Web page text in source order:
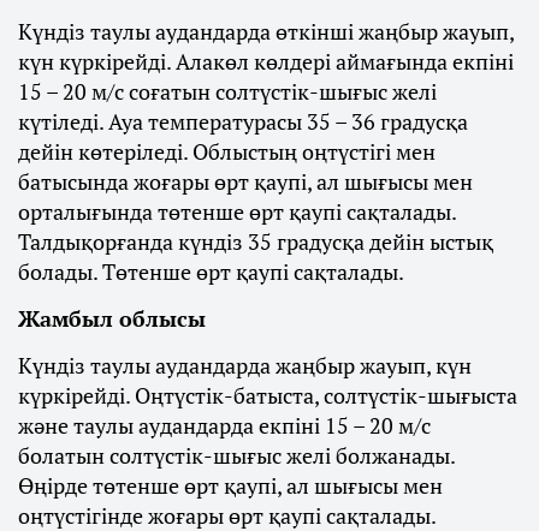
Күндіз таулы аудандарда өткінші жаңбыр жауып,
күн күркірейді. Алакөл көлдері аймағында екпіні
15 – 20 м/с соғатын солтүстік-шығыс желі
күтіледі. Ауа температурасы 35 – 36 градусқа
дейін көтеріледі. Облыстың оңтүстігі мен
батысында жоғары өрт қаупі, ал шығысы мен
орталығында төтенше өрт қаупі сақталады.
Талдықорғанда күндіз 35 градусқа дейін ыстық
болады. Төтенше өрт қаупі сақталады.
Жамбыл облысы
Күндіз таулы аудандарда жаңбыр жауып, күн
күркірейді. Оңтүстік-батыста, солтүстік-шығыста
және таулы аудандарда екпіні 15 – 20 м/с
болатын солтүстік-шығыс желі болжанады.
Өңірде төтенше өрт қаупі, ал шығысы мен
оңтүстігінде жоғары өрт қаупі сақталады.